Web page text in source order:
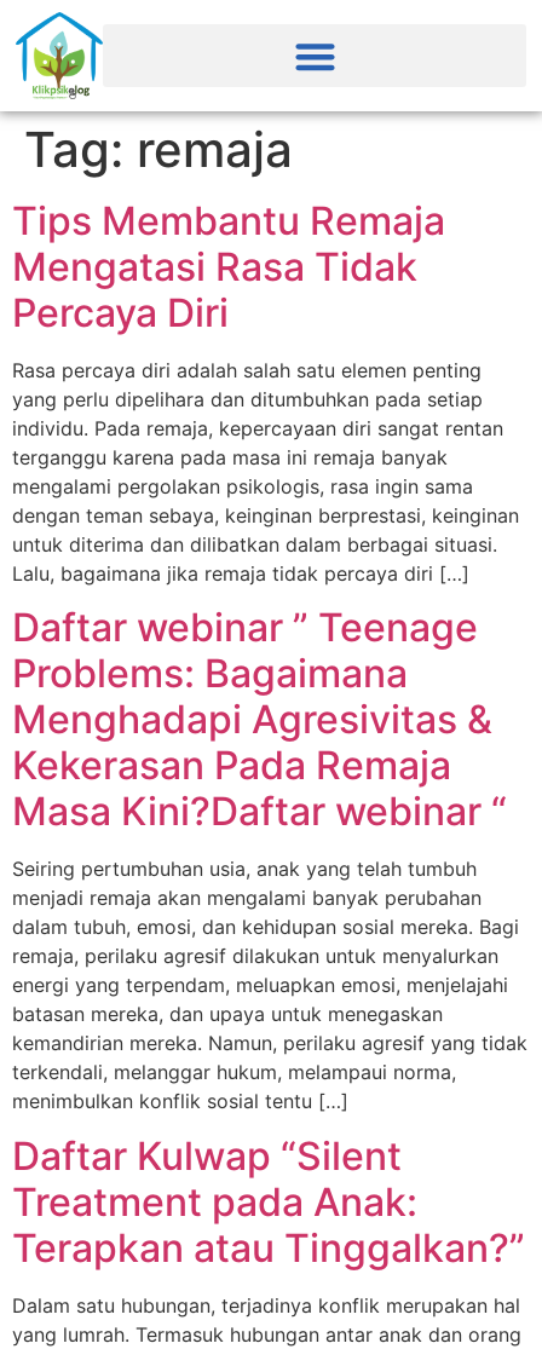
Tag: remaja
Tips Membantu Remaja
Mengatasi Rasa Tidak
Percaya Diri
Rasa percaya diri adalah salah satu elemen penting
yang perlu dipelihara dan ditumbuhkan pada setiap
individu. Pada remaja, kepercayaan diri sangat rentan
terganggu karena pada masa ini remaja banyak
mengalami pergolakan psikologis, rasa ingin sama
dengan teman sebaya, keinginan berprestasi, keinginan
untuk diterima dan dilibatkan dalam berbagai situasi.
Lalu, bagaimana jika remaja tidak percaya diri […]
Daftar webinar ” Teenage
Problems: Bagaimana
Menghadapi Agresivitas &
Kekerasan Pada Remaja
Masa Kini?Daftar webinar “
Seiring pertumbuhan usia, anak yang telah tumbuh
menjadi remaja akan mengalami banyak perubahan
dalam tubuh, emosi, dan kehidupan sosial mereka. Bagi
remaja, perilaku agresif dilakukan untuk menyalurkan
energi yang terpendam, meluapkan emosi, menjelajahi
batasan mereka, dan upaya untuk menegaskan
kemandirian mereka. Namun, perilaku agresif yang tidak
terkendali, melanggar hukum, melampaui norma,
menimbulkan konflik sosial tentu […]
Daftar Kulwap “Silent
Treatment pada Anak:
Terapkan atau Tinggalkan?”
Dalam satu hubungan, terjadinya konflik merupakan hal
yang lumrah. Termasuk hubungan antar anak dan orang